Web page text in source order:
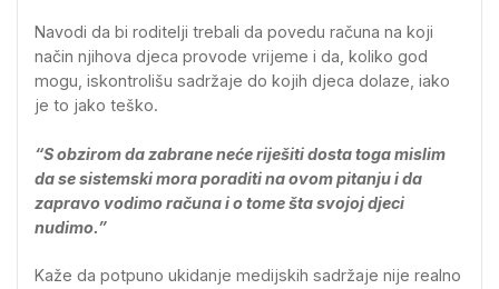
Navodi da bi roditelji trebali da povedu računa na koji
način njihova djeca provode vrijeme i da, koliko god
mogu, iskontrolišu sadržaje do kojih djeca dolaze, iako
je to jako teško.
“S obzirom da zabrane neće riješiti dosta toga mislim
da se sistemski mora poraditi na ovom pitanju i da
zapravo vodimo računa i o tome šta svojoj djeci
nudimo.”
Kaže da potpuno ukidanje medijskih sadržaje nije realno